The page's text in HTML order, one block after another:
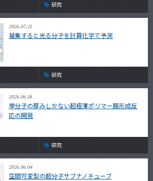
研究
2026.07.21
凝集すると光る分子を計算化学で予測
研究
2026.06.18
単分子の厚みしかない超極薄ポリマー膜形成反
応の開発
研究
2026.06.04
空間可変型の超分子サブナノチューブ